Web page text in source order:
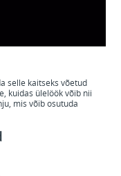
selle kaitseks võetud
kuidas ülelöök võib nii
mis võib osutuda